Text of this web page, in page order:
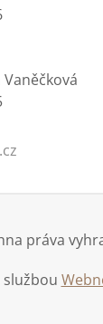
práva